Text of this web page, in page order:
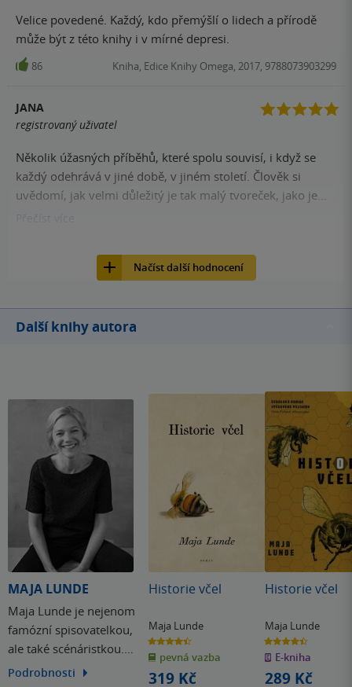
Velice povedené. Každý, kdo přemýšlí o lidech a přírodě
může být z této knihy i v mírné depresi.
86 Kniha, Edice Knihy Omega, 2017, 9788073903299
JANA
registrovaný uživatel
Několik úžasných příběhů, které spolu souvisí, i když se
každý odehrává v jiné době, v jiném století. Člověk si
uvědomí, jak velmi důležitý je tak malý tvoreček, jako je
včela. Zahynou-li včely, zahyne všechno...
Přečíst
Načíst další hodnocení
Další knihy autora
MAJA LUNDE
Maja Lunde je nejenom
famózní spisovatelkou,
ale také scénáristkou.
Pravidelně tvoří scénáře
Podrobnosti
Historie včel
Maja Lunde
4.4
z
5
hvězdiček
pevná vazba
319 Kč
Historie včel
Maja Lunde
4.4
z
5
hvězdiček
E-kniha
289 Kč